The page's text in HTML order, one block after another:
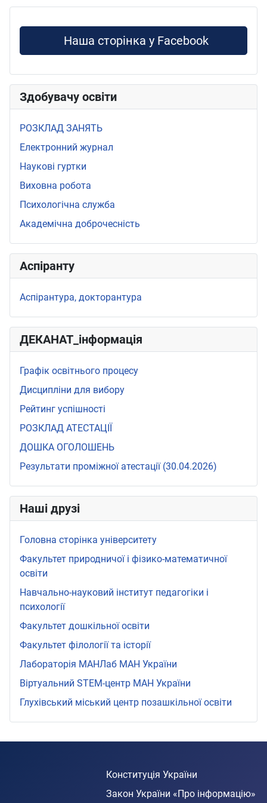
Наша сторінка у Facebook
Здобувачу освіти
РОЗКЛАД ЗАНЯТЬ
Електронний журнал
Наукові гуртки
Виховна робота
Психологічна служба
Академічна доброчесність
Аспіранту
Аспірантура, докторантура
ДЕКАНАТ_інформація
Графік освітнього процесу
Дисципліни для вибору
Рейтинг успішності
РОЗКЛАД АТЕСТАЦІЇ
ДОШКА ОГОЛОШЕНЬ
Результати проміжної атестації (30.04.2026)
Наші друзі
Головна сторінка університету
Факультет природничої і фізико-математичної
освіти
Навчально-науковий інститут педагогіки і
психології
Факультет дошкільної освіти
Факультет філології та історії
Лабораторія МАНЛаб МАН України
Віртуальний STEМ-центр МАН України
Глухівський міський центр позашкільної освіти
Конституція України
Закон України «Про інформацію»